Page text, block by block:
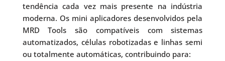
tendência cada vez mais presente na indústria
moderna. Os mini aplicadores desenvolvidos pela
MRD Tools são compatíveis com sistemas
automatizados, células robotizadas e linhas semi
ou totalmente automáticas, contribuindo para: